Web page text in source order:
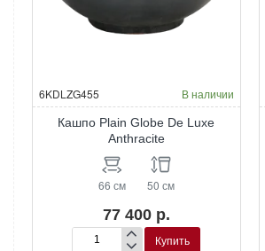
6KDLZG455 В наличии
Кашпо Plain Globe De Luxe
Anthracite
66 см 50 см
77 400 р.
Кашпо
Купить